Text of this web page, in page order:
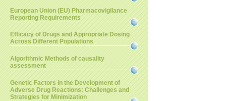
European Union (EU) Pharmacovigilance
Reporting Requirements
Efficacy of Drugs and Appropriate Dosing
Across Different Populations
Algorithmic Methods of causality
assessment
Genetic Factors in the Development of
Adverse Drug Reactions: Challenges and
Strategies for Minimization